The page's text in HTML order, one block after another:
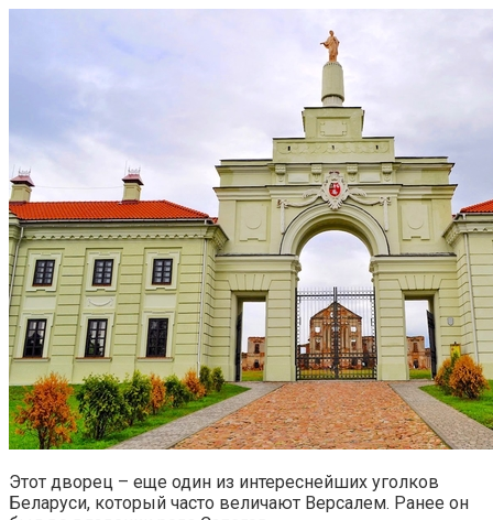
Этот дворец – еще один из интереснейших уголков
Беларуси, который часто величают Версалем. Ранее он